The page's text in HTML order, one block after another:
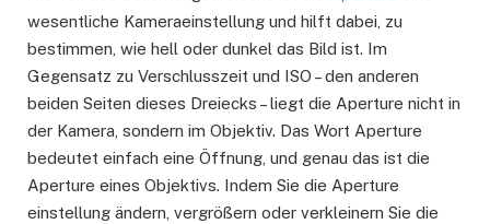
wesentliche Kameraeinstellung und hilft dabei, zu
bestimmen, wie hell oder dunkel das Bild ist. Im
Gegensatz zu Verschlusszeit und ISO – den anderen
beiden Seiten dieses Dreiecks – liegt die Aperture nicht in
der Kamera, sondern im Objektiv. Das Wort Aperture
bedeutet einfach eine Öffnung, und genau das ist die
Aperture eines Objektivs. Indem Sie die Aperture
einstellung ändern, vergrößern oder verkleinern Sie die